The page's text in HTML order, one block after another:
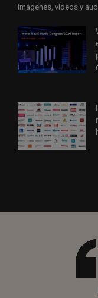
imágenes, vídeos y